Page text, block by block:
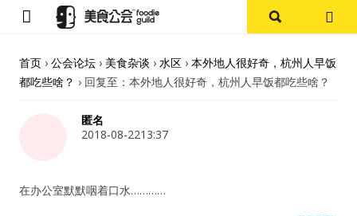
探店报告
首页 › 公会论坛 › 美食杂谈 › 水区 › 本外地人很好奇，杭州人早饭
都吃些啥？ › 回复至：本外地人很好奇，杭州人早饭都吃些啥？
匿名
2018-08-2213:37
在办公室默默咽着口水…………